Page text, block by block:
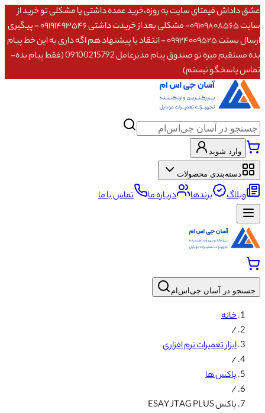
عشق داداش قیمتای سایت به روزه،خرید عمده داشتی یا مشکلی تو خرید از
سایت ۰۹۱۰۹۸۰۸۵۶۵- مشکلی بعد از خریدت داشتی ۰۹۱۹۱۴۹۳۵۴۶ - پیگیری
ارسال بستت ۰۹۹۲۴۰۰۹۵۲۵ - انتقاد یا پیشنهاد هم اگه داری به این خط پیام
بده مستقیم میره تو صندوق پیام مدیرعامل 09100215792 (فقط پیام بده-
تماس پاسخگو نیستم)
وارد شوید
دسته‌بندی محصولات
وبلاگ برندها درباره ما تماس با ما
جستجو در آسان جی‌اس‌ام
خانه
/
ابزار تعمیرات نرم افزاری
/
باکس ها
/
باکس ESAY JTAG PLUS